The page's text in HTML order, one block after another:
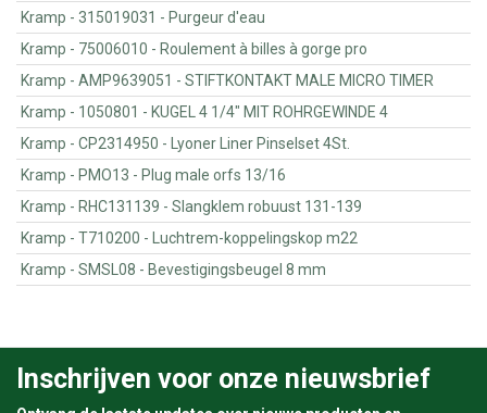
Kramp - 315019031 - Purgeur d'eau
Kramp - 75006010 - Roulement à billes à gorge pro
Kramp - AMP9639051 - STIFTKONTAKT MALE MICRO TIMER
Kramp - 1050801 - KUGEL 4 1/4" MIT ROHRGEWINDE 4
Kramp - CP2314950 - Lyoner Liner Pinselset 4St.
Kramp - PMO13 - Plug male orfs 13/16
Kramp - RHC131139 - Slangklem robuust 131-139
Kramp - T710200 - Luchtrem-koppelingskop m22
Kramp - SMSL08 - Bevestigingsbeugel 8 mm
Inschrijven voor onze nieuwsbrief